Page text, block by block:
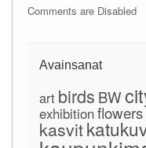
Comments are Disabled
Avainsanat
art birds BW
exhibitionflowers
kasvit